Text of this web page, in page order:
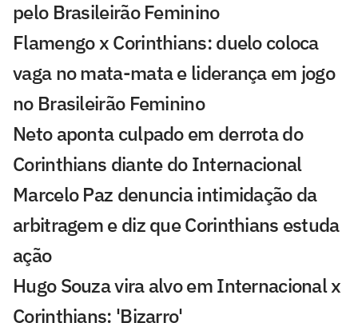
pelo Brasileirão Feminino
Flamengo x Corinthians: duelo coloca
vaga no mata-mata e liderança em jogo
no Brasileirão Feminino
Neto aponta culpado em derrota do
Corinthians diante do Internacional
Marcelo Paz denuncia intimidação da
arbitragem e diz que Corinthians estuda
ação
Hugo Souza vira alvo em Internacional x
Corinthians: 'Bizarro'